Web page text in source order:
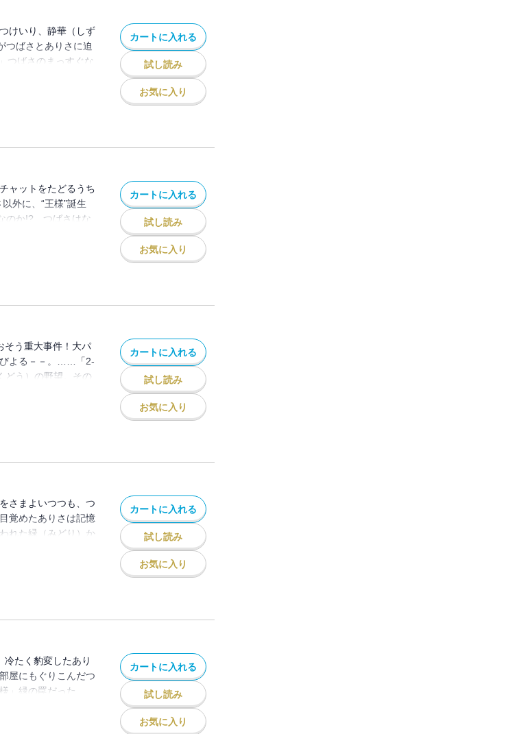
けいり、静華（しず
つばさとありさに迫
ばさのまっすぐな
んな二人の間を引き
カートに入れる
試し読み
お気に入り
ャットをたどるうち
外に、“王様”誕生
のか!? つばさはな
を呼ぶ、ノンスト
カートに入れる
試し読み
お気に入り
そう重大事件！大パ
びよる－－。……「2-
どう）の野望。その
解決させ、その手
カートに入れる
試し読み
お気に入り
さまよいつつも、つ
覚めたありさは記憶
れた緑（みどり）か
姿を消してしまう－
カートに入れる
試し読み
お気に入り
たく豹変したあり
屋にもぐりこんだつ
」緑の罠だった
ムリミットがせま
カートに入れる
試し読み
お気に入り